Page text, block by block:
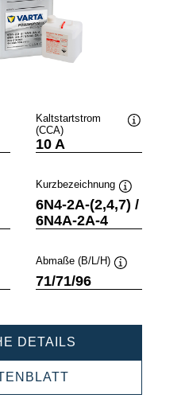
Kaltstartstrom
(CCA)
10 A
Kurzbezeichnung
Quickinfo
6N4-2A-(2,4,7) /
6N4A-2A-4
Abmaße (B/L/H)
71/71/96
DETAILS
POWERSPORTS